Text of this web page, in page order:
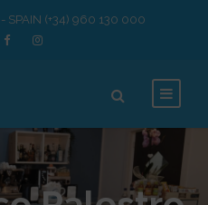
- SPAIN (+34) 960 130 000